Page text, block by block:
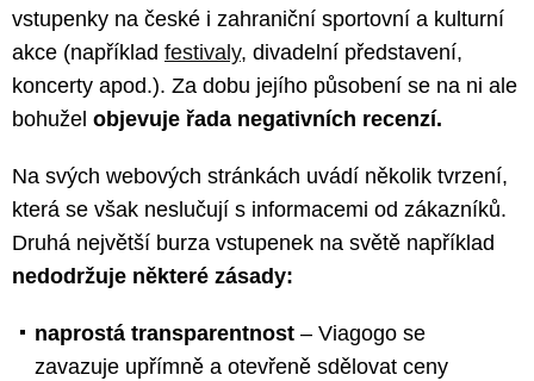
vstupenky na české i zahraniční sportovní a kulturní
akce (například festivaly, divadelní představení,
koncerty apod.). Za dobu jejího působení se na ni ale
bohužel objevuje řada negativních recenzí.
Na svých webových stránkách uvádí několik tvrzení,
která se však neslučují s informacemi od zákazníků.
Druhá největší burza vstupenek na světě například
nedodržuje některé zásady:
naprostá transparentnost – Viagogo se
zavazuje upřímně a otevřeně sdělovat ceny